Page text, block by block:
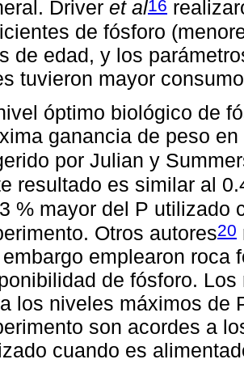
Driver et al16
de fósforo
de edad, y los
tuvieron mayor
óptimo biológico de
ganancia de peso
por Julian y
resultado es similar al
% mayor del P utilizado
Otros autores20
emplearon roca
de fósforo.
los niveles máximos de
son acordes a
cuando es